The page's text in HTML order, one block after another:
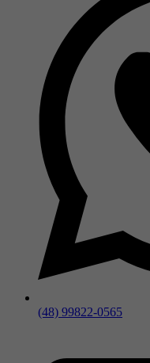
(48) 99822-0565